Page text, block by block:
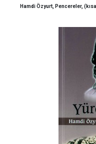
Hamdi Özyurt, Pencereler,